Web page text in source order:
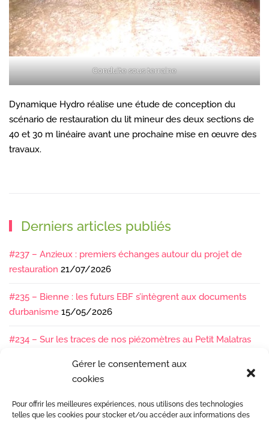
Gérer le consentement aux
cookies
Pour offrir les meilleures expériences, nous utilisons des technologies
telles que les cookies pour stocker et/ou accéder aux informations des
Conduite sous terraine
Dynamique Hydro réalise une étude de conception du
scénario de restauration du lit mineur des deux sections de
40 et 30 m linéaire avant une prochaine mise en œuvre des
travaux.
Derniers articles publiés
#237 – Anzieux : premiers échanges autour du projet de
restauration 21/07/2026
#235 – Bienne : les futurs EBF s’intègrent aux documents
d’urbanisme 15/05/2026
#234 – Sur les traces de nos piézomètres au Petit Malatras
#233 – Les sédiments, ça se suit en équipe !
#232 – Sur le terrain avec l’Isère : ça bouge sous nos pieds !